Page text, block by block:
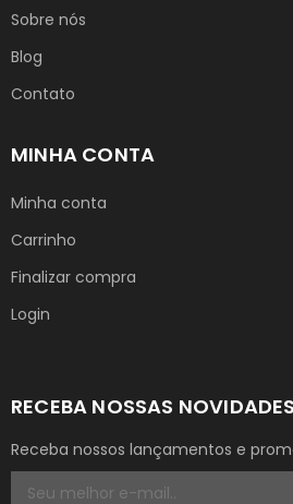
Sobre nós
Blog
Contato
MINHA CONTA
Minha conta
Carrinho
Finalizar compra
Login
RECEBA NOSSAS
Receba nossos lançamentos e